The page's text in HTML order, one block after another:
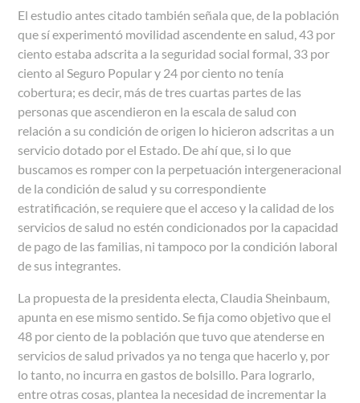
El estudio antes citado también señala que, de la población
que sí experimentó movilidad ascendente en salud, 43 por
ciento estaba adscrita a la seguridad social formal, 33 por
ciento al Seguro Popular y 24 por ciento no tenía
cobertura; es decir, más de tres cuartas partes de las
personas que ascendieron en la escala de salud con
relación a su condición de origen lo hicieron adscritas a un
servicio dotado por el Estado. De ahí que, si lo que
buscamos es romper con la perpetuación intergeneracional
de la condición de salud y su correspondiente
estratificación, se requiere que el acceso y la calidad de los
servicios de salud no estén condicionados por la capacidad
de pago de las familias, ni tampoco por la condición laboral
de sus integrantes.
La propuesta de la presidenta electa, Claudia Sheinbaum,
apunta en ese mismo sentido. Se fija como objetivo que el
48 por ciento de la población que tuvo que atenderse en
servicios de salud privados ya no tenga que hacerlo y, por
lo tanto, no incurra en gastos de bolsillo. Para lograrlo,
entre otras cosas, plantea la necesidad de incrementar la